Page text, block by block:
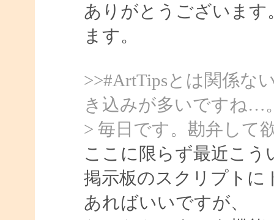
ありがとうございま
ます。
>>#ArtTipsとは関係な
き込みが多いですね…
> 毎日です。勘弁して
ここに限らず最近こ
掲示板のスクリプトに
あればいいですが、